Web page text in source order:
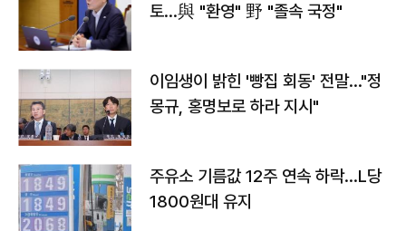
토…與 "환영" 野 "졸속 국정"
이임생이 밝힌 '빵집 회동' 전말…"정
몽규, 홍명보로 하라 지시"
주유소 기름값 12주 연속 하락…L당
1800원대 유지